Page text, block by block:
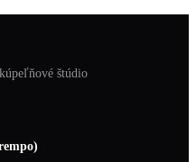
štúdio